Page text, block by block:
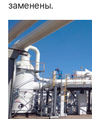
заменены.